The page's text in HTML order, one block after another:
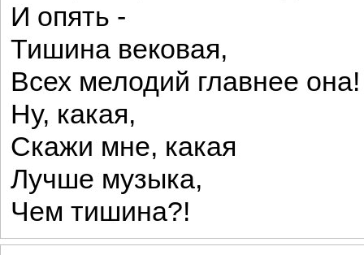
И опять -
Тишина вековая,
Всех мелодий главнее она!
Ну, какая,
Скажи мне, какая
Лучше музыка,
Чем тишина?!